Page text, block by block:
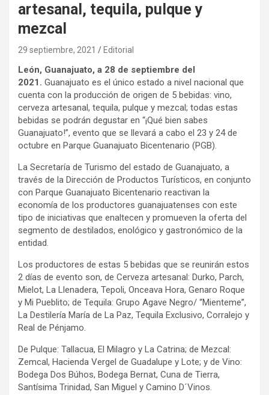
artesanal, tequila, pulque y
mezcal
29 septiembre, 2021 Editorial
León, Guanajuato, a 28 de septiembre del
2021. Guanajuato es el único estado a nivel nacional que
cuenta con la producción de origen de 5 bebidas: vino,
cerveza artesanal, tequila, pulque y mezcal; todas estas
bebidas se podrán degustar en “¡Qué bien sabes
Guanajuato!”, evento que se llevará a cabo el 23 y 24 de
octubre en Parque Guanajuato Bicentenario (PGB).
La Secretaría de Turismo del estado de Guanajuato, a
través de la Dirección de Productos Turísticos, en conjunto
con Parque Guanajuato Bicentenario reactivan la
economía de los productores guanajuatenses con este
tipo de iniciativas que enaltecen y promueven la oferta del
segmento de destilados, enológico y gastronómico de la
entidad.
Los productores de estas 5 bebidas que se reunirán estos
2 días de evento son, de Cerveza artesanal: Durko, Parch,
Mielot, La Llenadera, Tepoli, Onceava Hora, Genaro Roque
y Mi Pueblito; de Tequila: Grupo Agave Negro/ “Mienteme”,
La Destilería María de La Paz, Tequila Exclusivo, Corralejo y
Real de Pénjamo.
De Pulque: Tallacua, El Milagro y La Catrina; de Mezcal:
Zemcal, Hacienda Vergel de Guadalupe y Lote; y de Vino:
Bodega Dos Búhos, Bodega Bernat, Cuna de Tierra,
Santísima Trinidad, San Miguel y Camino D´Vinos.